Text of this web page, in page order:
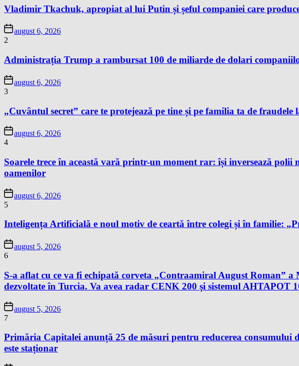
Vladimir Tkachuk, apropiat al lui Putin și șeful companiei care
august 6, 2026
2
Administrația Trump a rambursat 100 de miliarde de dolari
august 6, 2026
3
„Cuvântul secret” care te protejează pe tine și pe familia ta de
august 6, 2026
4
Soarele trece în această vară printr-un moment rar: își inversează
oamenilor
august 6, 2026
5
Inteligența Artificială e noul motiv de ceartă între colegi și în familie:
august 5, 2026
6
S-a aflat cu ce va fi echipată corveta „Contraamiral August Roman”
dezvoltate în Turcia. Va avea radar CENK 200 şi sistemul AHTAPOT
august 5, 2026
7
Primăria Capitalei anunță 25 de măsuri pentru reducerea
este staționar